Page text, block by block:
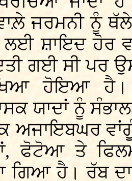
ਜਰਮਨੀ ਨੂੰ
ਸ਼ਾਇਦ ਹੋਰ
ਗਈ ਸੀ ਪਰ
ਹੋਇਆ ਹੈ।
ਯਾਦਾਂ ਨੂੰ
ਅਜਾਇਬਘਰ
ਫੋਟੋਆ ਤੇ
ਹੈ। ਰੱਬ ਦਾ